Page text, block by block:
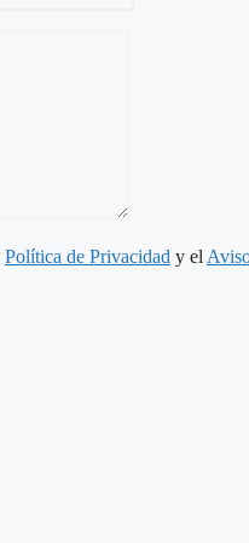
Política de Privacidad y el